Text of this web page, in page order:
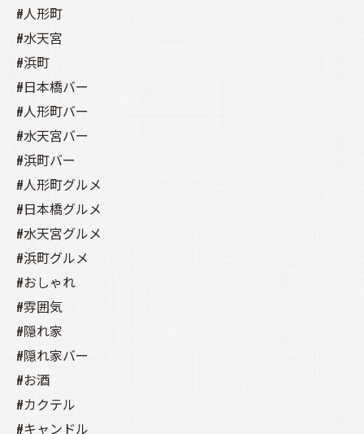
#人形町
#水天宮
#浜町
#日本橋バー
#人形町バー
#水天宮バー
#浜町バー
#人形町グルメ
#日本橋グルメ
#水天宮グルメ
#浜町グルメ
#おしゃれ
#雰囲気
#隠れ家
#隠れ家バー
#お酒
#カクテル
#キャンドル